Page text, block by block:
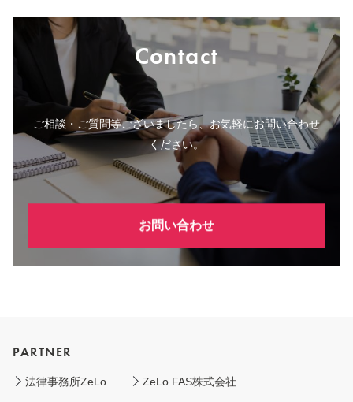
Contact
ご相談・ご質問等ございましたら、お気軽にお問い合わせ
ください。
お問い合わせ
PARTNER
法律事務所ZeLo ZeLo FAS株式会社